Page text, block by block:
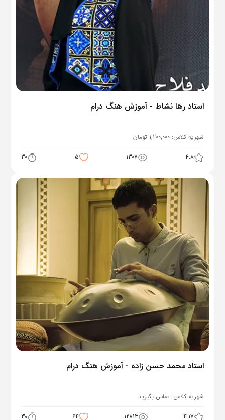
استاد رها نشاط - آموزش هنگ درام
شهریه کلاس: 1,200,000 تومان
4.8
1307
5
30
استاد محمد حسن زاده - آموزش هنگ درام
شهریه کلاس: تماس بگیرید
4.17
12813
64
30